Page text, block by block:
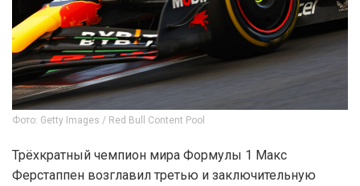
Фото: Getty Images / Red Bull Content Pool
Трёхкратный чемпион мира Формулы 1 Макс
Ферстаппен возглавил третью и заключительную